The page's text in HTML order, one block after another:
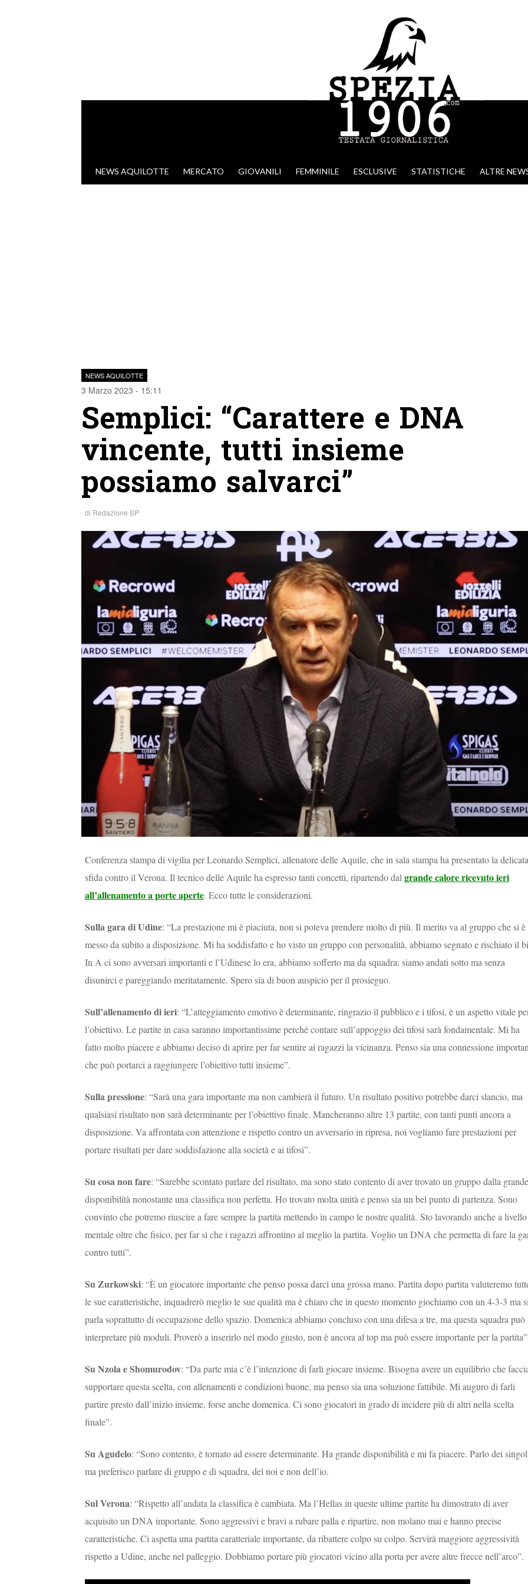
VAI AL CONTENUTO
NEWS AQUILOTTE MERCATO GIOVANILI FEMMINILE ESCLUSIVE STATISTICHE ALTRE
NEWS AQUILOTTE
3 Marzo 2023 - 15:11
Semplici: “Carattere e DNA
vincente, tutti insieme
possiamo salvarci”
di Redazione SP
Conferenza stampa di vigilia per Leonardo Semplici, allenatore delle Aquile, che in sala stampa ha presentato la delicata
sfida contro il Verona. Il tecnico delle Aquile ha espresso tanti concetti, ripartendo dal grande calore ricevuto ieri
all’allenamento a porte aperte. Ecco tutte le considerazioni.
Sulla gara di Udine: “La prestazione mi è piaciuta, non si poteva prendere molto di più. Il merito va al gruppo che si è
messo da subito a disposizione. Mi ha soddisfatto e ho visto un gruppo con personalità, abbiamo segnato e rischiato il
In A ci sono avversari importanti e l’Udinese lo era, abbiamo sofferto ma da squadra: siamo andati sotto ma senza
disunirci e pareggiando meritatamente. Spero sia di buon auspicio per il prosieguo.
Sull’allenamento di ieri: “L’atteggiamento emotivo è determinante, ringrazio il pubblico e i tifosi, è un aspetto vitale
l’obiettivo. Le partite in casa saranno importantissime perché contare sull’appoggio dei tifosi sarà fondamentale. Mi ha
fatto molto piacere e abbiamo deciso di aprire per far sentire ai ragazzi la vicinanza. Penso sia una connessione
che può portarci a raggiungere l’obiettivo tutti insieme”.
Sulla pressione: “Sarà una gara importante ma non cambierà il futuro. Un risultato positivo potrebbe darci slancio, ma
qualsiasi risultato non sarà determinante per l’obiettivo finale. Mancheranno altre 13 partite, con tanti punti ancora a
disposizione. Va affrontata con attenzione e rispetto contro un avversario in ripresa, noi vogliamo fare prestazioni per
portare risultati per dare soddisfazione alla società e ai tifosi”.
Su cosa non fare: “Sarebbe scontato parlare del risultato, ma sono stato contento di aver trovato un gruppo dalla grande
disponibilità nonostante una classifica non perfetta. Ho trovato molta unità e penso sia un bel punto di partenza. Sono
convinto che potremo riuscire a fare sempre la partita mettendo in campo le nostre qualità. Sto lavorando anche a livello
mentale oltre che fisico, per far sì che i ragazzi affrontino al meglio la partita. Voglio un DNA che permetta di fare la
contro tutti”.
Su Zurkowski: “È un giocatore importante che penso possa darci una grossa mano. Partita dopo partita valuteremo
le sue caratteristiche, inquadrerò meglio le sue qualità ma è chiaro che in questo momento giochiamo con un 4-3-3 ma si
parla soprattutto di occupazione dello spazio. Domenica abbiamo concluso con una difesa a tre, ma questa squadra può
interpretare più moduli. Proverò a inserirlo nel modo giusto, non è ancora al top ma può essere importante per la
Su Nzola e Shomurodov: “Da parte mia c’è l’intenzione di farli giocare insieme. Bisogna avere un equilibrio che
supportare questa scelta, con allenamenti e condizioni buone, ma penso sia una soluzione fattibile. Mi auguro di farli
partire presto dall’inizio insieme, forse anche domenica. Ci sono giocatori in grado di incidere più di altri nella scelta
finale”.
Su Agudelo: “Sono contento, è tornato ad essere determinante. Ha grande disponibilità e mi fa piacere. Parlo dei
ma preferisco parlare di gruppo e di squadra, del noi e non dell’io.
Sul Verona: “Rispetto all’andata la classifica è cambiata. Ma l’Hellas in queste ultime partite ha dimostrato di aver
acquisito un DNA importante. Sono aggressivi e bravi a rubare palla e ripartire, non molano mai e hanno precise
caratteristiche. Ci aspetta una partita caratteriale importante, da ribattere colpo su colpo. Servirà maggiore aggressività
rispetto a Udine, anche nel palleggio. Dobbiamo portare più giocatori vicino alla porta per avere altre frecce nell’arco”.